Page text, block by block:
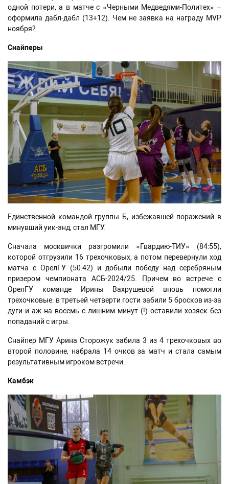
одной потери, а в матче с «Черными Медведями-Политех» –
оформила дабл-дабл (13+12). Чем не заявка на награду MVP
ноября?
Снайперы
Единственной командой группы Б, избежавшей поражений в
минувший уик-энд, стал МГУ.
Сначала москвички разгромили «Гвардию-ТИУ» (84:55),
которой отгрузили 16 трехочковых, а потом перевернули ход
матча с ОрелГУ (50:42) и добыли победу над серебряным
призером чемпионата АСБ-2024/25. Причем во встрече с
ОрелГУ команде Ирины Вахрушевой вновь помогли
трехочковые: в третьей четверти гости забили 5 бросков из-за
дуги и аж на восемь с лишним минут (!) оставили хозяек без
попаданий с игры.
Снайпер МГУ Арина Сторожук забила 3 из 4 трехочковых во
второй половине, набрала 14 очков за матч и стала самым
результативным игроком встречи.
Камбэк